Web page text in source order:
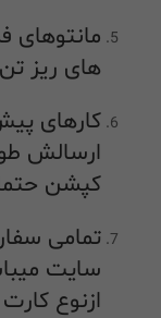
مانتوهای
های ریز
کارهای
ارسالش
کپشن
تمامی
سایت
ازنوع